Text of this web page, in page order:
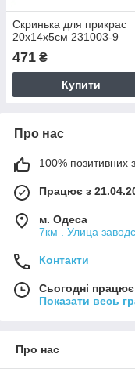
Скринька для прикрас
20х14х5см 231003-9
471 ₴
Купити
Про нас
100% позитивних з
Працює з
м. Одеса
7км . Улица
Контакти
Сьогодні
Показати весь
Про нас